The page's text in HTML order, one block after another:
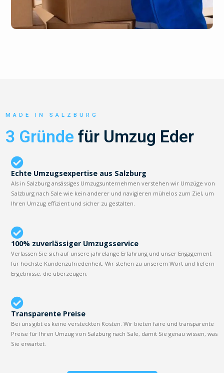
MADE IN SALZBURG
3 Gründe für Umzug Eder
Echte Umzugsexpertise aus Salzburg
Als in Salzburg ansässiges Umzugsunternehmen verstehen wir Umzüge von
Salzburg nach Sale wie kein anderer und navigieren mühelos zum Ziel, um
Ihren Umzug effizient und sicher zu gestalten.
100% zuverlässiger Umzugsservice
Verlassen Sie sich auf unsere jahrelange Erfahrung und unser Engagement
für höchste Kundenzufriedenheit. Wir stehen zu unserem Wort und liefern
Ergebnisse, die überzeugen.
Transparente Preise
Bei uns gibt es keine versteckten Kosten. Wir bieten faire und transparente
Preise für Ihren Umzug von Salzburg nach Sale, damit Sie genau wissen, was
Sie erwartet.